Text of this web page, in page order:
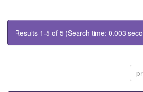
Results 1-5 of 5 (Search time: 0.003